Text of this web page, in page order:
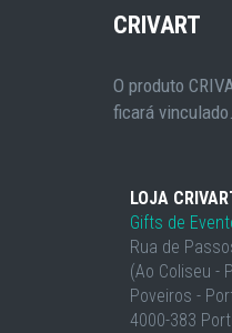
CRIVART
O produto
ficará vinculado.
LOJA
Gifts de
Rua de
(Ao Coliseu -
Poveiros -
4000-383